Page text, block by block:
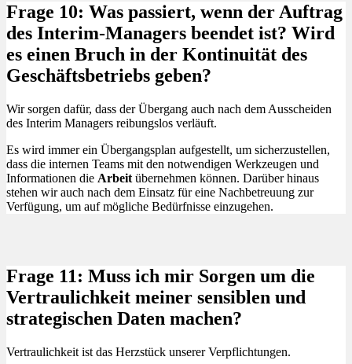
Frage 10: Was passiert, wenn der Auftrag
des Interim-Managers beendet ist? Wird
es einen Bruch in der Kontinuität des
Geschäftsbetriebs geben?
Wir sorgen dafür, dass der Übergang auch nach dem Ausscheiden
des Interim Managers reibungslos verläuft.
Es wird immer ein Übergangsplan aufgestellt, um sicherzustellen,
dass die internen Teams mit den notwendigen Werkzeugen und
Informationen die Arbeit übernehmen können. Darüber hinaus
stehen wir auch nach dem Einsatz für eine Nachbetreuung zur
Verfügung, um auf mögliche Bedürfnisse einzugehen.
Frage 11: Muss ich mir Sorgen um die
Vertraulichkeit meiner sensiblen und
strategischen Daten machen?
Vertraulichkeit ist das Herzstück unserer Verpflichtungen.